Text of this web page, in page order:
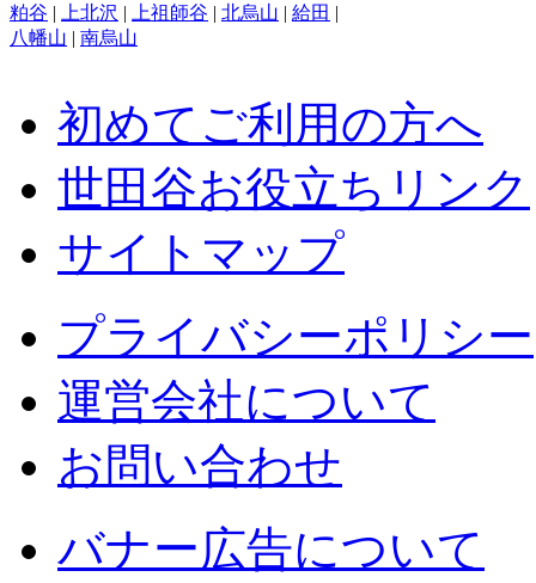
粕谷 | 上北沢 | 上祖師谷 | 北烏山 | 給田 |
八幡山 | 南烏山
初めてご利用の方へ
世田谷お役立ちリンク
サイトマップ
プライバシーポリシー
運営会社について
お問い合わせ
バナー広告について